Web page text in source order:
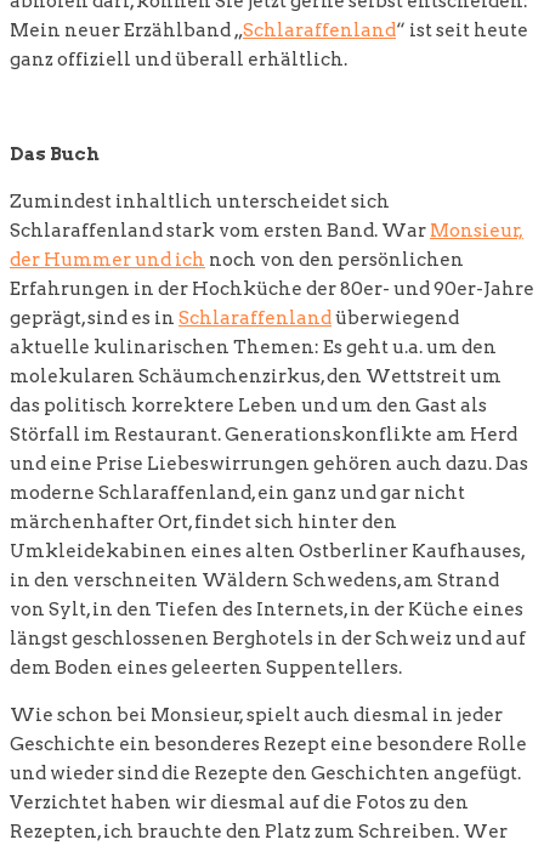
Mein neuer Erzählband „Schlaraffenland“ ist seit heute
ganz offiziell und überall erhältlich.
Das Buch
Zumindest inhaltlich unterscheidet sich
Schlaraffenland stark vom ersten Band. War Monsieur,
der Hummer und ich noch von den persönlichen
Erfahrungen in der Hochküche der 80er- und 90er-Jahre
geprägt, sind es in Schlaraffenlandüberwiegend
aktuelle kulinarischen Themen: Es geht u.a. um den
molekularen Schäumchenzirkus, den Wettstreit um
das politisch korrektere Leben und um den Gast als
Störfall im Restaurant. Generationskonflikte am Herd
und eine Prise Liebeswirrungen gehören auch dazu. Das
moderne Schlaraffenland, ein ganz und gar nicht
märchenhafter Ort, findet sich hinter den
Umkleidekabinen eines alten Ostberliner Kaufhauses,
in den verschneiten Wäldern Schwedens, am Strand
von Sylt, in den Tiefen des Internets, in der Küche eines
längst geschlossenen Berghotels in der Schweiz und auf
dem Boden eines geleerten Suppentellers.
Wie schon bei Monsieur, spielt auch diesmal in jeder
Geschichte ein besonderes Rezept eine besondere Rolle
und wieder sind die Rezepte den Geschichten angefügt.
Verzichtet haben wir diesmal auf die Fotos zu den
Rezepten, ich brauchte den Platz zum Schreiben. Wer